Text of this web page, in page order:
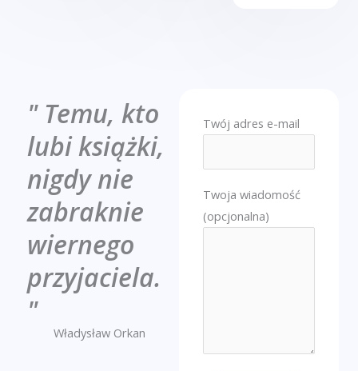
" Temu, kto
lubi książki,
nigdy nie
zabraknie
wiernego
przyjaciela.
"
Władysław Orkan
Twój adres e-mail
Twoja wiadomość
(opcjonalna)